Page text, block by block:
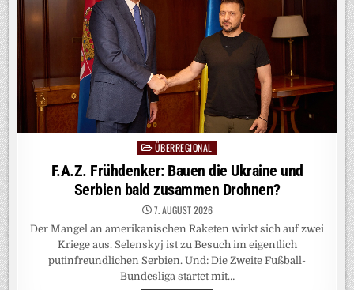
PROZENT
EIN
Posted
in
ÜBERREGIONAL
F.A.Z. Frühdenker: Bauen die Ukraine und
Serbien bald zusammen Drohnen?
7. AUGUST 2026
Der Mangel an amerikanischen Raketen wirkt sich auf zwei
Kriege aus. Selenskyj ist zu Besuch im eigentlich
putinfreundlichen Serbien. Und: Die Zweite Fußball-
Bundesliga startet mit…